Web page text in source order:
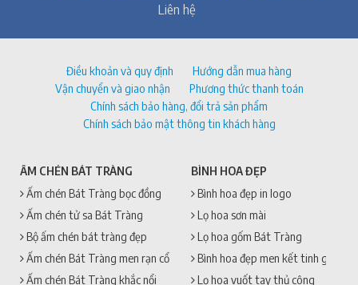
Liên hệ
Điều khoản và quy định
Hướng dẫn mua hàng
Vận chuyển và giao nhận
Phương thức thanh toán
Chính sách bảo hàng, đổi trả sản phẩm
Chính sách bảo mật thông tin khách hàng
ẤM CHÉN BÁT TRÀNG
Ấm chén Bát Tràng bọc đồng
Ấm chén tử sa Bát Tràng
Bộ ấm chén bát tràng đẹp
Ấm chén Bát Tràng men rạn cổ
Ấm chén Bát Tràng khắc nổi
BÌNH HOA ĐẸP
Bình hoa đẹp in logo
Lọ hoa sơn mài
Lọ hoa gốm Bát Tràng
Bình hoa đẹp men kết tinh gốm
Lọ hoa vuốt tay thủ công